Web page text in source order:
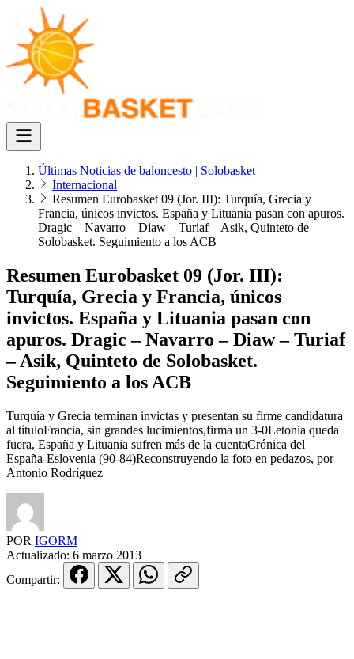
Últimas Noticias de baloncesto | Solobasket
Internacional
Resumen Eurobasket 09 (Jor. III): Turquía, Grecia y
Francia, únicos invictos. España y Lituania pasan con apuros.
Dragic – Navarro – Diaw – Turiaf – Asik, Quinteto de
Solobasket. Seguimiento a los ACB
Resumen Eurobasket 09 (Jor. III):
Turquía, Grecia y Francia, únicos
invictos. España y Lituania pasan con
apuros. Dragic – Navarro – Diaw – Turiaf
– Asik, Quinteto de Solobasket.
Seguimiento a los ACB
Turquía y Grecia terminan invictas y presentan su firme candidatura
al títuloFrancia, sin grandes lucimientos,firma un 3-0Letonia queda
fuera, España y Lituania sufren más de la cuentaCrónica del
España-Eslovenia (90-84)Reconstruyendo la foto en pedazos, por
Antonio Rodríguez
POR IGORM
Actualizado: 6 marzo 2013
Compartir: